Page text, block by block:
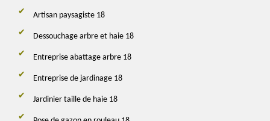
Artisan paysagiste 18
Dessouchage arbre et haie 18
Entreprise abattage arbre 18
Entreprise de jardinage 18
Jardinier taille de haie 18